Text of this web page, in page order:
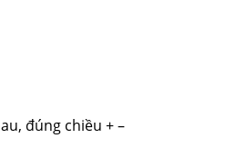
đúng chiều + –